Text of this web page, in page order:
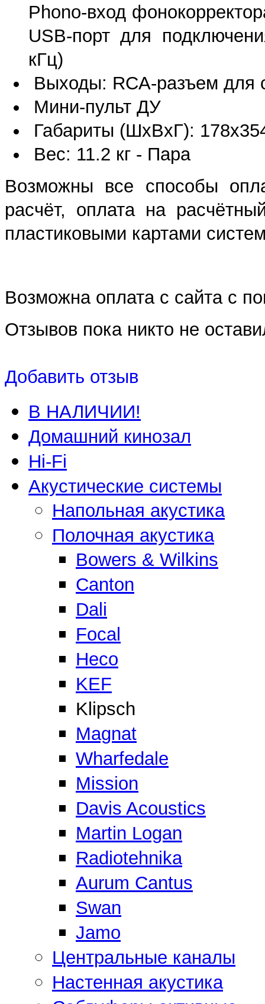
Phono-вход
USB-порт для
кГц)
Выходы: RCA-разъем для
Мини-пульт ДУ
Габариты (ШхВхГ):
Вес: 11.2 кг - Пара
Возможны все способы
расчёт, оплата на
пластиковыми картами
Возможна оплата с сайта с
Отзывов пока никто не
Добавить отзыв
В НАЛИЧИИ!
Домашний кинозал
Hi-Fi
Акустические системы
Напольная акустика
Полочная акустика
Bowers & Wilkins
Canton
Dali
Focal
Heco
KEF
Klipsch
Magnat
Wharfedale
Mission
Davis Acoustics
Martin Logan
Radiotehnika
Aurum Cantus
Swan
Jamo
Центральные каналы
Настенная акустика